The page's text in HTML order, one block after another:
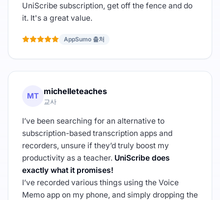
UniScribe subscription, get off the fence and do
it. It's a great value.
AppSumo 출처
MT michelleteaches
교사
I’ve been searching for an alternative to
subscription-based transcription apps and
recorders, unsure if they’d truly boost my
productivity as a teacher. UniScribe does
exactly what it promises!
I’ve recorded various things using the Voice
Memo app on my phone, and simply dropping the